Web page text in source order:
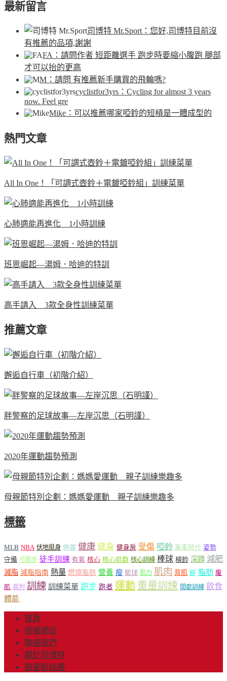
最新留言
司博特 Mr.Sport ：您好,司博特目前沒
有推薦的品項,謝謝
FA ：請問作者 短距離選手 跑步時要縮小腹跑 腿部
才可以抬的更高
M ：請問 有推薦新手購買的飛輪嗎?
cyclistfor3yrs ：Cycling for almost 3 years
now. Feel gre
Mike ：可以推薦哪家啞鈴的短槓是一體成型的
熱門文章
All In One！「可調式壺鈴＋電鍍啞鈴組」訓練菜單
心肺適能再進化 1小時訓練
班恩崛起—湯姆．哈迪的特訓
高手請入 3款全身性訓練菜單
推薦文章
邂逅自行車（初階介紹）
胖警察的足球故事—左岸沉思（石明謹）
2020年運動趨勢預測
母親節特別企劃：媽媽愛運動 親子訓練樂趣多
標籤
MLB NBA 伏地挺身 伸展 健康 健身 健身房 受傷 啞鈴 單車時代 姿勢
守備 弓箭步 徒手訓練 有氧 核心 核心肌群 核心訓練 棒球 槓鈴 深蹲 減肥
減脂 減脂指南 熱量 燃燒脂肪 營養 瘦 籃球 肌力 肌肉 背肌 胖 脂肪 腹
肌 裁判 訓練 訓練菜單 跑步 跑者 運動 重量訓練 間歇訓練 飲食
體能
首頁
授權網站
聯絡我們
關於司博特
臉書粉絲團